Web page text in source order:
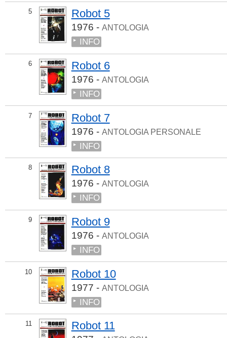
5 Robot 5
1976 - ANTOLOGIA
INFO
6 Robot 6
1976 - ANTOLOGIA
INFO
7 Robot 7
1976 - ANTOLOGIA PERSONALE
INFO
8 Robot 8
1976 - ANTOLOGIA
INFO
9 Robot 9
1976 - ANTOLOGIA
INFO
10 Robot 10
1977 - ANTOLOGIA
INFO
11 Robot 11